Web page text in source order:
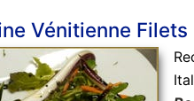
Vénitienne